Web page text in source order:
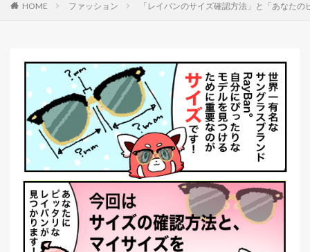
HOME ファッション 「レイバンのサイズ確認方法」と「あなた